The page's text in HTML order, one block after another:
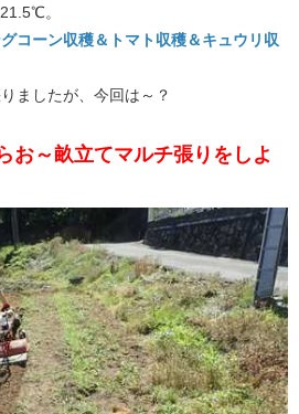
。
コーン収穫＆トマト収穫＆キュウリ収
ましたが、今回は～？
お～畝立てマルチ張りをしよ